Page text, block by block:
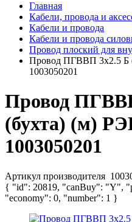
Главная
Кабели, провода и
Кабели и провода
Кабели и провода
Провод плоский для
Провод ПГВВП 3х2.5 Б
1003050201
Провод
(бухта) (м)
1003050201
Артикул производителя
{ "id": 20819, "canBuy": "Y",
"economy": 0, "number": 1 }